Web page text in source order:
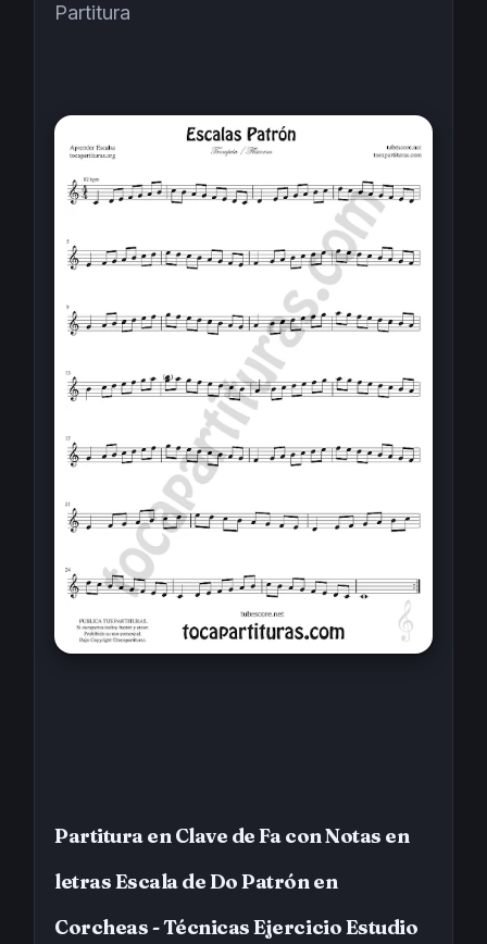
Partitura
Partitura en Clave de Fa con Notas en
letras Escala de Do Patrón en
Corcheas - Técnicas Ejercicio Estudio